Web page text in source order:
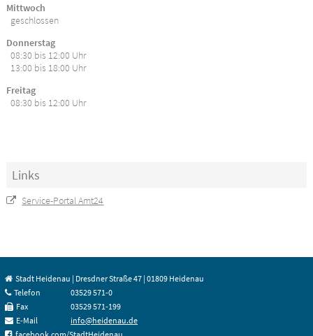
Mittwoch
geschlossen
Donnerstag
08:30 bis 12:00 Uhr
13:00 bis 18:00 Uhr
Freitag
08:30 bis 12:00 Uhr
Links
Service-Portal Amt24
Stadt Heidenau | Dresdner Straße 47 | 01809 Heidenau
Telefon
03529 571-0
Fax
03529 571-199
E-Mail
info@heidenau.de